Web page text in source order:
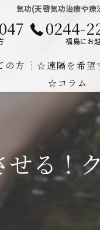
気功(天啓気功治療や
0244-
福島にお
の方 ☆遠隔を希望
遠隔気功ヒー
☆コラム
る！